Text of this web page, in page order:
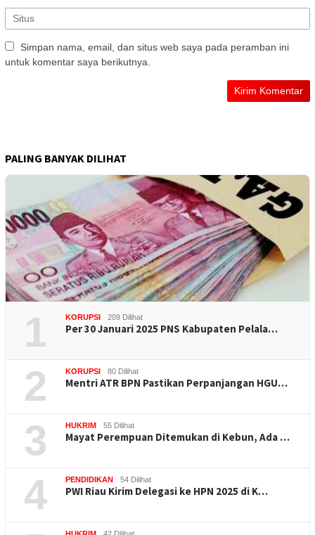
Simpan nama, email, dan situs web saya pada peramban ini
untuk komentar saya berikutnya.
PALING BANYAK DILIHAT
1 KORUPSI 209 Dilihat
Per 30 Januari 2025 PNS Kabupaten Pelala…
2 KORUPSI 80 Dilihat
Mentri ATR BPN Pastikan Perpanjangan HGU…
3 HUKRIM 55 Dilihat
Mayat Perempuan Ditemukan di Kebun, Ada …
4 PENDIDIKAN 54 Dilihat
PWI Riau Kirim Delegasi ke HPN 2025 di K…
HUKRIM 42 Dilihat